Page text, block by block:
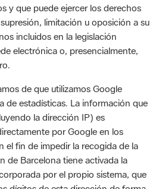
electrónica o, presencialmente,
de que utilizamos Google
de estadísticas. La información que
la dirección IP) es
por Google en los
el fin de impedir la recogida de la
de Barcelona tiene activada la
por el propio sistema, que
dígitos de esta dirección de forma
a 0.
queja sobre el tratamiento de tus